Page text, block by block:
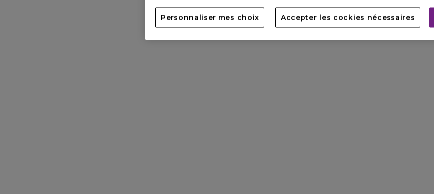
Personnaliser mes choix Accepter les cookies nécessaires